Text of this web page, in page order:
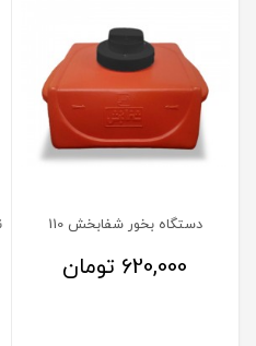
دستگاه بخور شفابخش 110
620,000 تومان